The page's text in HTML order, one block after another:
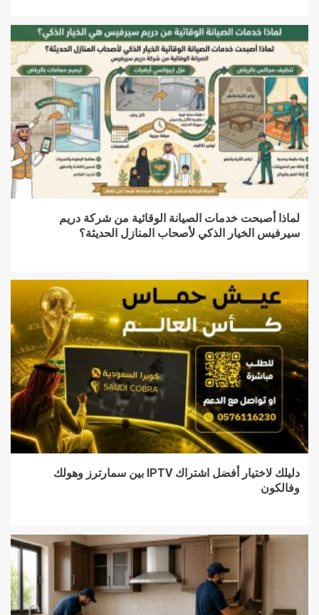
لماذا أصبحت خدمات الصيانة الوقائية من شركة دريم
سيرفيس الخيار الذكي لأصحاب المنازل الحديثة؟
دليلك لاختيار أفضل اشتراك IPTV بين سمارترز وهولك
وفالكون